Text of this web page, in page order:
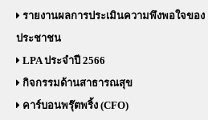
รายงานผลการประเมินความพึงพอใจของ
ประชาชน
LPA ประจำปี 2566
กิจกรรมด้านสาธารณสุข
คาร์บอนพรุ๊ตพริ้ง (CFO)